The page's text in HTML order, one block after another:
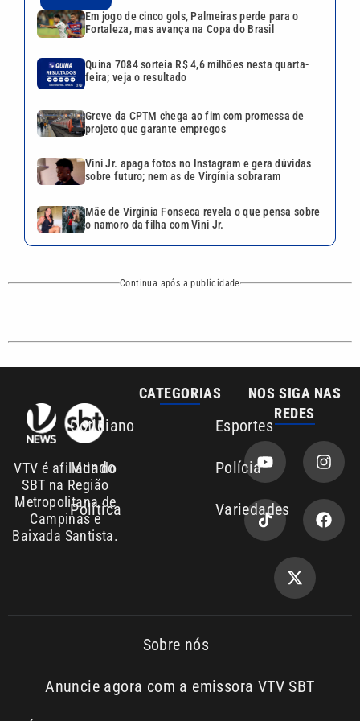
Mãe de Virginia Fonseca revela o que pensa sobre
o namoro da filha com Vini Jr.
Continua após a publicidade
VTV é afiliada do
SBT na Região
Cotidiano Esportes
Mundo Polícia
REDES
Sobre nós
Anuncie agora com a emissora VTV SBT
Área de cobertura que a VTV SBT acompanha:
Entre em contato com a VTV News
01.773.119.0001-60
Política de
privacidade